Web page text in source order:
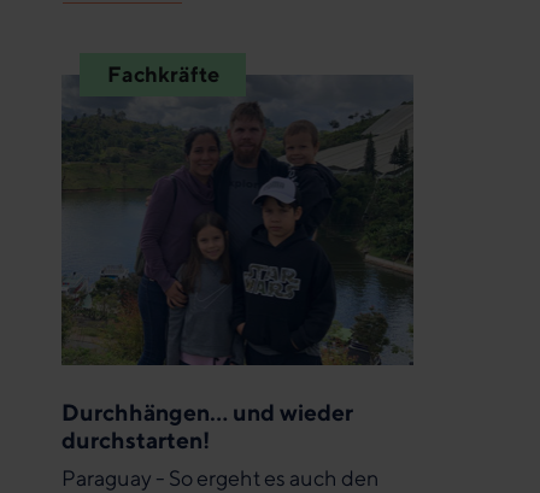
Fachkräfte
Durchhängen… und wieder
durchstarten!
Paraguay - So ergeht es auch den